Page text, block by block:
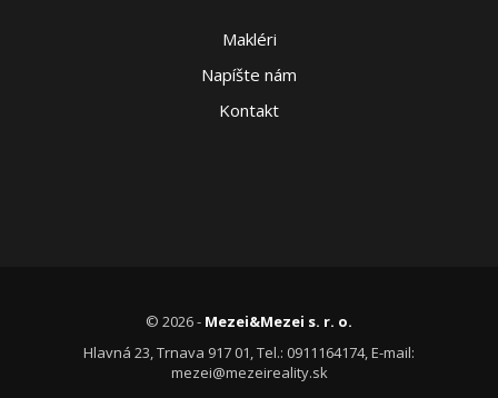
Makléri
Napíšte nám
Kontakt
© 2026 - Mezei&Mezei s. r. o.
Hlavná 23, Trnava 917 01, Tel.: 0911164174, E-mail:
mezei@mezeireality.sk